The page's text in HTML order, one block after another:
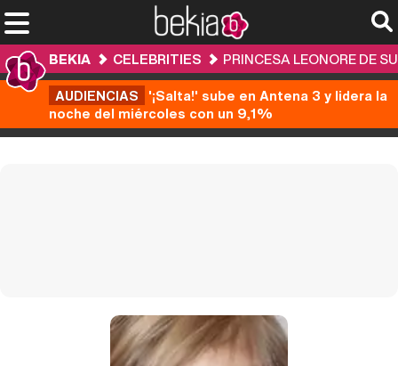
BEKIA CELEBRITIES
PRINCESA LEONORE DE
AUDIENCIAS '¡Salta!' sube en Antena 3 y lidera la
noche del miércoles con un 9,1%